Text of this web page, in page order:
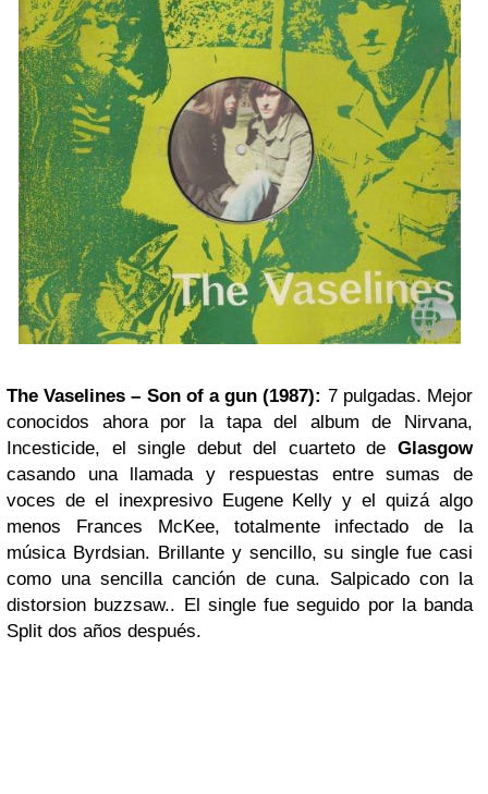
The Vaselines – Son of a gun (1987): 7 pulgadas. Mejor
conocidos ahora por la tapa del album de Nirvana,
Incesticide, el single debut del cuarteto de Glasgow
casando una llamada y respuestas entre sumas de
voces de el inexpresivo Eugene Kelly y el quizá algo
menos Frances McKee, totalmente infectado de la
música Byrdsian. Brillante y sencillo, su single fue casi
como una sencilla canción de cuna. Salpicado con la
distorsion buzzsaw.. El single fue seguido por la banda
Split dos años después.